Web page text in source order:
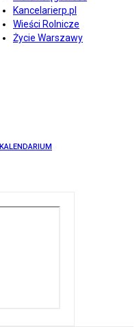
Kancelarierp.pl
Wieści Rolnicze
Życie Warszawy
KALENDARIUM